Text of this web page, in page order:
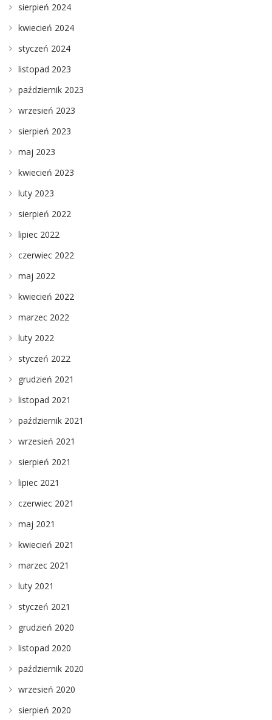
sierpień 2024
kwiecień 2024
styczeń 2024
listopad 2023
październik 2023
wrzesień 2023
sierpień 2023
maj 2023
kwiecień 2023
luty 2023
sierpień 2022
lipiec 2022
czerwiec 2022
maj 2022
kwiecień 2022
marzec 2022
luty 2022
styczeń 2022
grudzień 2021
listopad 2021
październik 2021
wrzesień 2021
sierpień 2021
lipiec 2021
czerwiec 2021
maj 2021
kwiecień 2021
marzec 2021
luty 2021
styczeń 2021
grudzień 2020
listopad 2020
październik 2020
wrzesień 2020
sierpień 2020